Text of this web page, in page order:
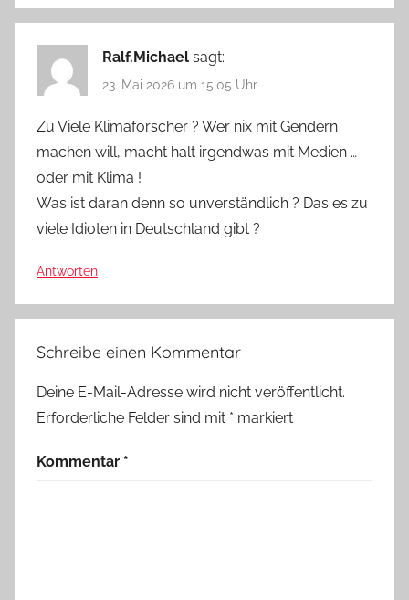
Ralf.Michael sagt:
23. Mai 2026 um 15:05 Uhr
Zu Viele Klimaforscher ? Wer nix mit Gendern
machen will, macht halt irgendwas mit Medien …
oder mit Klima !
Was ist daran denn so unverständlich ? Das es zu
viele Idioten in Deutschland gibt ?
Antworten
Schreibe einen Kommentar
Deine E-Mail-Adresse wird nicht veröffentlicht.
Erforderliche Felder sind mit * markiert
Kommentar *